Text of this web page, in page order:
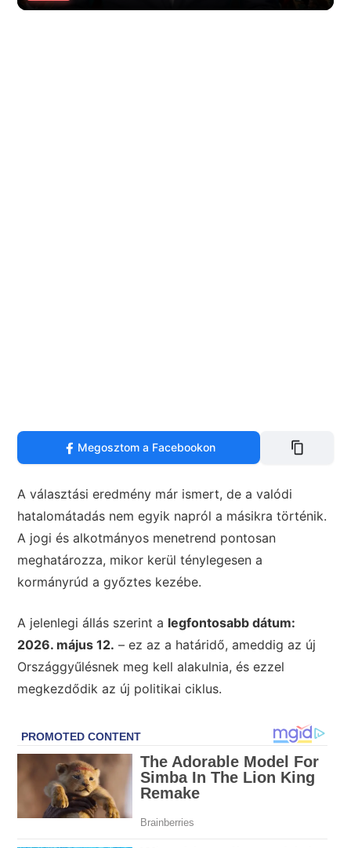
Megosztom a Facebookon
A választási eredmény már ismert, de a valódi
hatalomátadás nem egyik napról a másikra történik.
A jogi és alkotmányos menetrend pontosan
meghatározza, mikor kerül ténylegesen a
kormányrúd a győztes kezébe.
A jelenlegi állás szerint a legfontosabb dátum:
2026. május 12. – ez az a határidő, ameddig az új
Országgyűlésnek meg kell alakulnia, és ezzel
megkezdődik az új politikai ciklus.